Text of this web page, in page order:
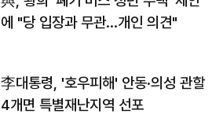
에 "당 입장과 무관…개인 의견"
李대통령, '호우피해' 안동·의성 관할
4개면 특별재난지역 선포